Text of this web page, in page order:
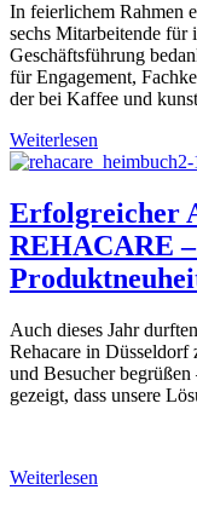
In feierlichem Rahmen
sechs Mitarbeitende
Geschäftsführung
für Engagement,
der bei Kaffee und
Weiterlesen
Erfolgreicher
REHACARE
Auch dieses Jahr
Rehacare in Düsseldorf
und Besucher
gezeigt, dass unsere
Weiterlesen